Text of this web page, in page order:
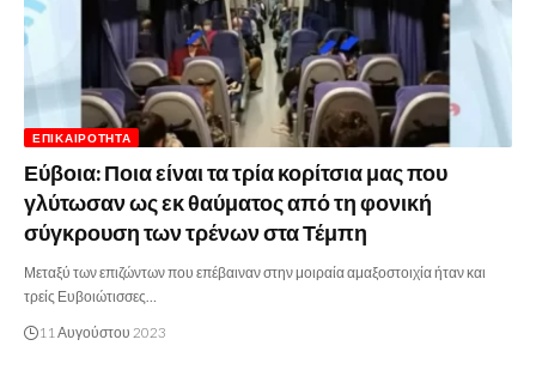
ΕΠΙΚΑΙΡΌΤΗΤΑ
Εύβοια: Ποια είναι τα τρία κορίτσια μας που
γλύτωσαν ως εκ θαύματος από τη φονική
σύγκρουση των τρένων στα Τέμπη
Μεταξύ των επιζώντων που επέβαιναν στην μοιραία αμαξοστοιχία ήταν και
τρείς Ευβοιώτισσες…
11 Αυγούστου 2023